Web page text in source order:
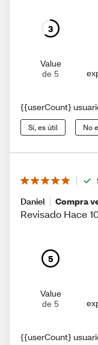
3
Value
de 5
{{userCount}
Sí, es útil No
Daniel
Compra
Revisado Hace
5
Value
de 5
{{userCount}